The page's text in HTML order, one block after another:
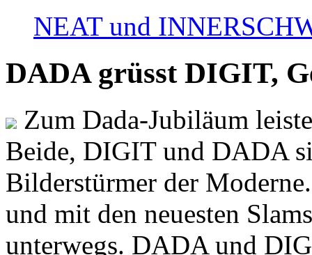
NEAT und
DADA grüsst DIGIT,
Zum Dada-Jubiläum
Beide, DIGIT und DADA
Bilderstürmer der
und mit den neuesten
unterwegs. DADA und